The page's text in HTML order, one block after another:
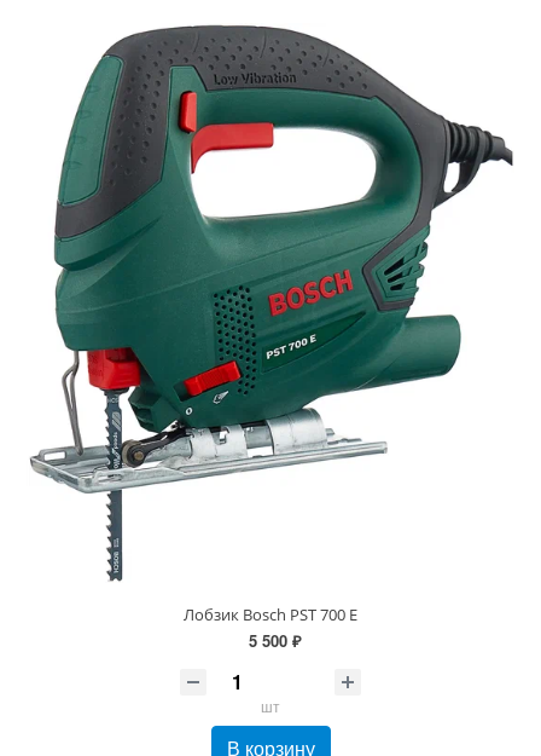
Лобзик Bosch PST 700 E
5 500 ₽
шт
В корзину